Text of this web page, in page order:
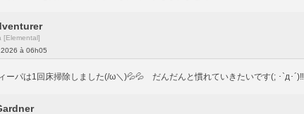
[Elemental]
à 06h05
ーパは1回床掃除しました(/ω＼)💦💦　だんだんと慣れていきたいです(; ･`д･´)‼